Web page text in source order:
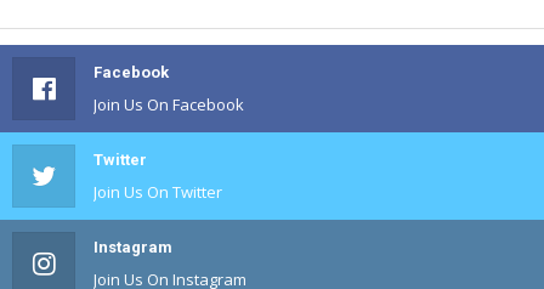
Facebook
Join Us On Facebook
Twitter
Join Us On Twitter
Instagram
Join Us On Instagram